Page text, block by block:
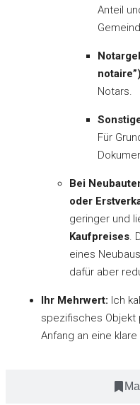
Anteil
Notars.
Für
Bei
oder
geringer und
Kaufpreises.
eines
dafür aber
Ihr Mehrwert: Ich
spezifisches Objekt
Anfang an eine